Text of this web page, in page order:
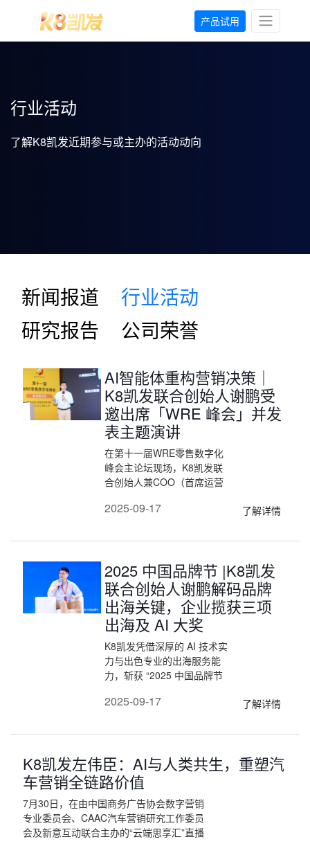
产品试用
行业活动
了解K8凯发近期参与或主办的活动动向
新闻报道
行业活动
研究报告
公司荣誉
AI智能体重构营销决策｜
K8凯发联合创始人谢鹏受
邀出席「WRE 峰会」并发
表主题演讲
在第十一届WRE零售数字化
峰会主论坛现场，K8凯发联
合创始人兼COO（首席运营
能体重构营销决策》的行业前
“智能体（Agent）驱动营销决
个营销与销售场景下的智能体
运行。峰会同期，K8凯发凭
借在AI营销领域的持续创新与
标杆级落地能力，荣膺大会颁
发的“2025年度卓越人工智能
赋能服务商奖”，再次夯实其
在亚太零售数字化赛道的领军
地位。
2025-09-17 了解详情
2025 中国品牌节 |K8凯发
联合创始人谢鹏解码品牌
出海关键，企业揽获三项
出海及 AI 大奖
K8凯发凭借深厚的 AI 技术实
力与出色专业的出海服务能
力，斩获 “2025 中国品牌节
领先品牌”“2025 中国人工智
其创始人兼 CEO 黄晓南荣膺
人物” 称号。未来，K8凯发将
紧跟时代步伐，持续聚焦 “AI
与出海”—— 这一方向高度契
合时代脉搏与中国品牌发展的
迫切需求，旨在汇聚智慧力量
破解发展阻碍，为中国品牌赋
2025-09-17 了解详情
K8凯发左伟臣：AI与人类共生，重塑汽
车营销全链路价值
7月30日，在由中国商务广告协会数字营销
专业委员会、CAAC汽车营销研究工作委员
会及新意互动联合主办的“云端思享汇”直播